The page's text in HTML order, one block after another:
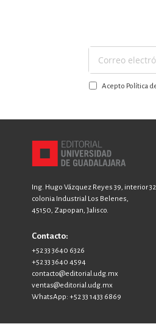
Suscríbase
a
nuestroAcepto Política
Ing. Hugo Vázquez Reyes 39, interior
colonia Industrial Los Belenes,
45150, Zapopan, Jalisco.
Contacto:
+52 33 3640 6326
+52 33 3640 4594
contacto@editorial.udg.mx
ventas@editorial.udg.mx
WhatsApp: +52 33 1433 6869